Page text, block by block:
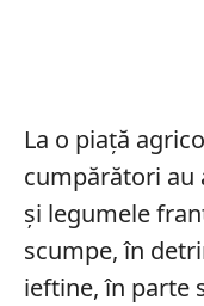
La o piață
cumpărători au
și legumele
scumpe, în
ieftine, în parte